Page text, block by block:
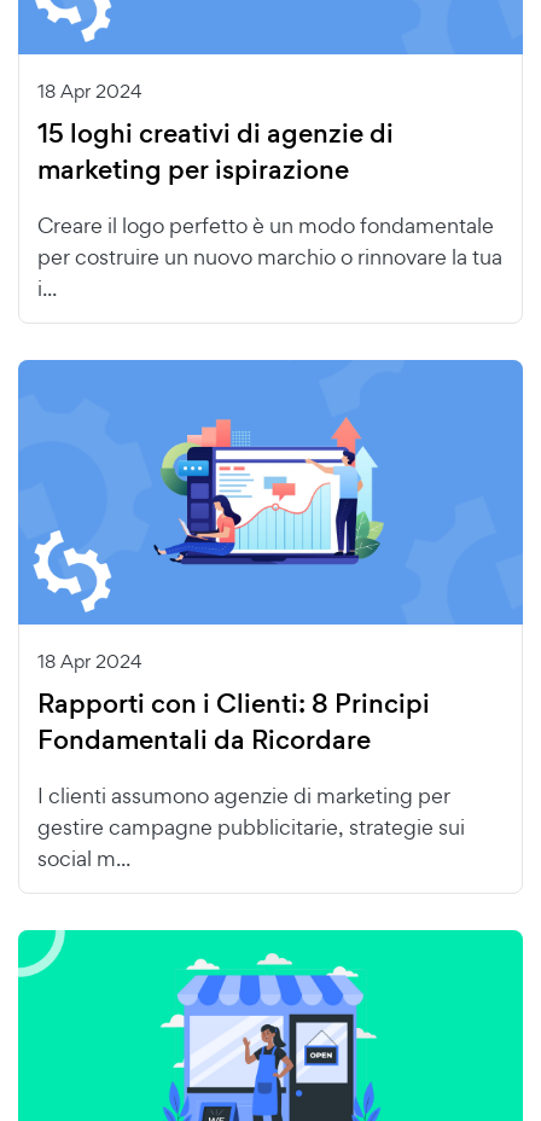
18 Apr 2024
15 loghi creativi di agenzie di
marketing per ispirazione
Creare il logo perfetto è un modo fondamentale
per costruire un nuovo marchio o rinnovare la tua
i...
18 Apr 2024
Rapporti con i Clienti: 8 Principi
Fondamentali da Ricordare
I clienti assumono agenzie di marketing per
gestire campagne pubblicitarie, strategie sui
social m...